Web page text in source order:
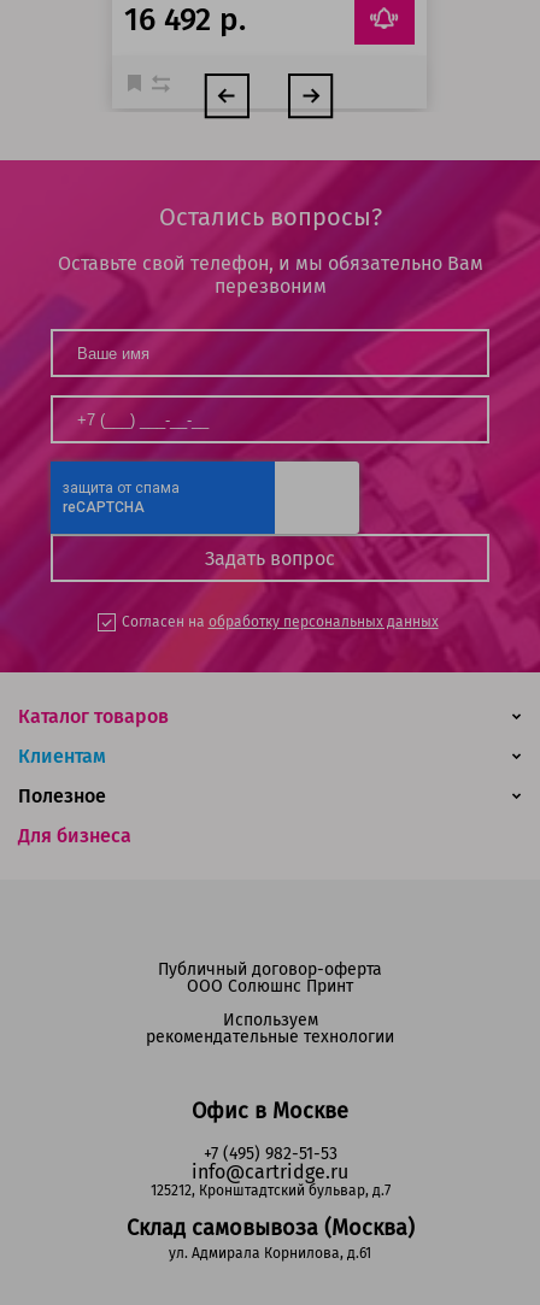
16 492 р.
Остались вопросы?
Оставьте свой телефон, и мы обязательно Вам
перезвоним
Согласен на обработку персональных данных
Каталог товаров
Клиентам
Для бизнеса
Полезное
Офис в Москве
+7 (495) 982-51-53
info@cartridge.ru
125212, Кронштадтский бульвар, д.7
Склад самовывоза (Москва)
ул. Адмирала Корнилова, д.61
Публичный договор-оферта
ООО Солюшнс Принт
Используем
рекомендательные технологии